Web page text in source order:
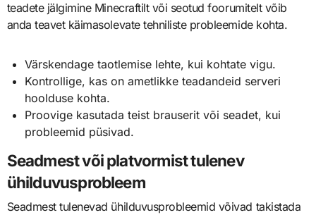
teadete jälgimine Minecraftilt või seotud foorumitelt võib
anda teavet käimasolevate tehniliste probleemide kohta.
Värskendage taotlemise lehte, kui kohtate vigu.
Kontrollige, kas on ametlikke teadandeid serveri
hoolduse kohta.
Proovige kasutada teist brauserit või seadet, kui
probleemid püsivad.
Seadmest või platvormist tulenev
ühilduvusprobleem
Seadmest tulenevad ühilduvusprobleemid võivad takistada